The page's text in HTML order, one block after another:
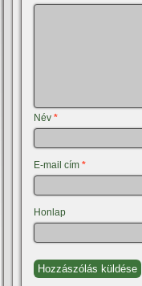
Név*
E-mail cím*
Honlap